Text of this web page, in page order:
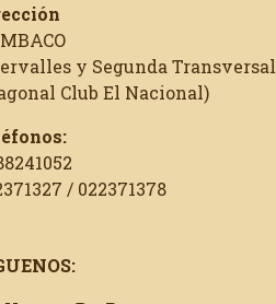
y Segunda Transversal
Club El Nacional)
/ 022371378